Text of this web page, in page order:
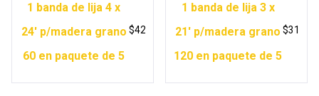
1 banda de lija 4 x
24′ p/madera grano
60 en paquete de 5
$42
1 banda de lija 3 x
21′ p/madera grano
120 en paquete de 5
$31